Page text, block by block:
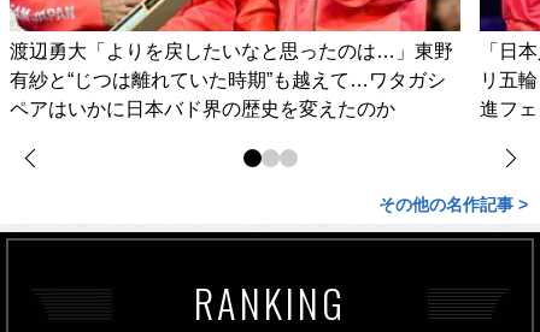
渡辺勇大「よりを戻したいなと思ったのは…」東野
有紗と“じつは離れていた時期”も越えて…ワタガシ
ペアはいかに日本バド界の歴史を変えたのか
「日
リ五
進フ
その他の名作記事 >
RANKING